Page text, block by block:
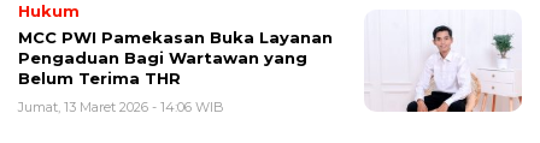
Hukum
MCC PWI Pamekasan Buka Layanan
Pengaduan Bagi Wartawan yang
Belum Terima THR
Jumat, 13 Maret 2026 - 14:06 WIB